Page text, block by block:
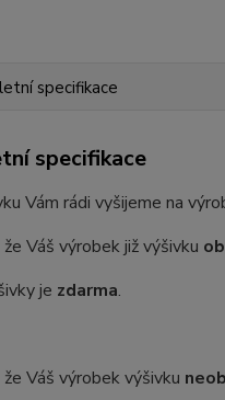
specifikace
specifikace
Vám rádi vyšijeme na
Váš výrobek již výšivku
je zdarma.
Váš výrobek výšivku